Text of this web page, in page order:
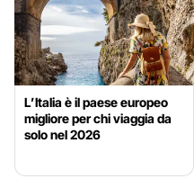
L’Italia è il paese europeo
migliore per chi viaggia da
solo nel 2026